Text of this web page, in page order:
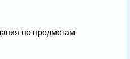
по предметам